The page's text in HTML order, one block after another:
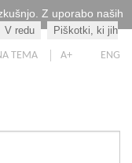
Z uporabo naših
V redu
Piškotki, ki jih
TEMA A+ ENG